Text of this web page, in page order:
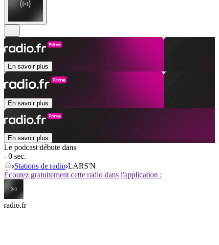
En savoir plus
En savoir plus
En savoir plus
Le podcast débute dans
- 0 sec.
Stations de radio LARS'N
Écoutez gratuitement cette radio dans l'application :
radio.fr